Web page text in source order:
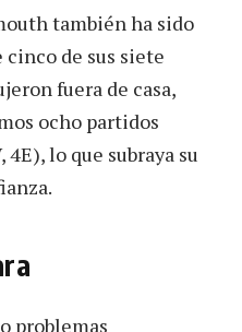
también ha sido
de sus siete
fuera de casa,
ocho partidos
lo que subraya su
problemas